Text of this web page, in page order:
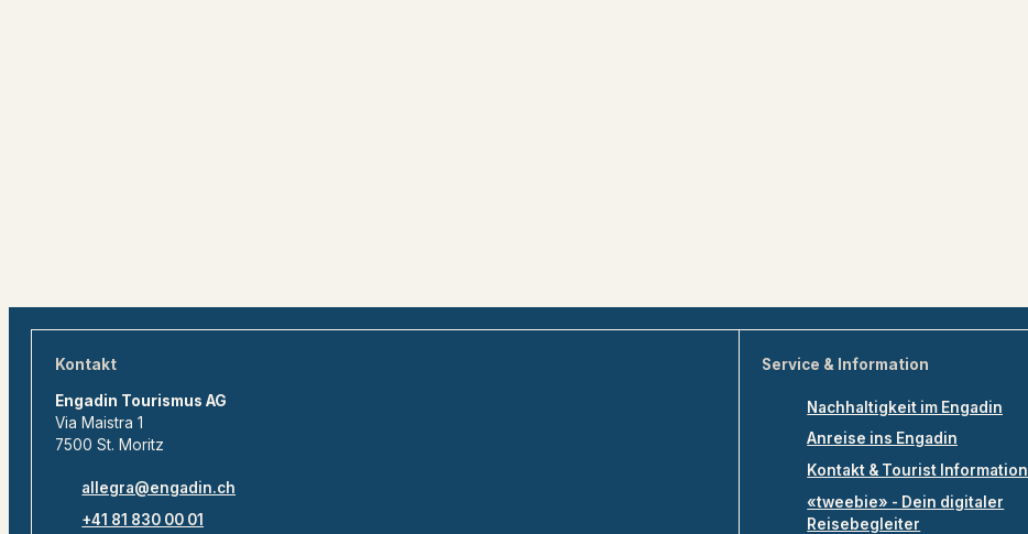
Kontakt
Engadin Tourismus AG
Via Maistra 1
7500 St. Moritz
allegra@engadin.ch
+41 81 830 00 01
Service & Information
Nachhaltigkeit im Engadin
Anreise ins Engadin
Kontakt & Tourist Information
«tweebie» - Dein digitaler
Reisebegleiter